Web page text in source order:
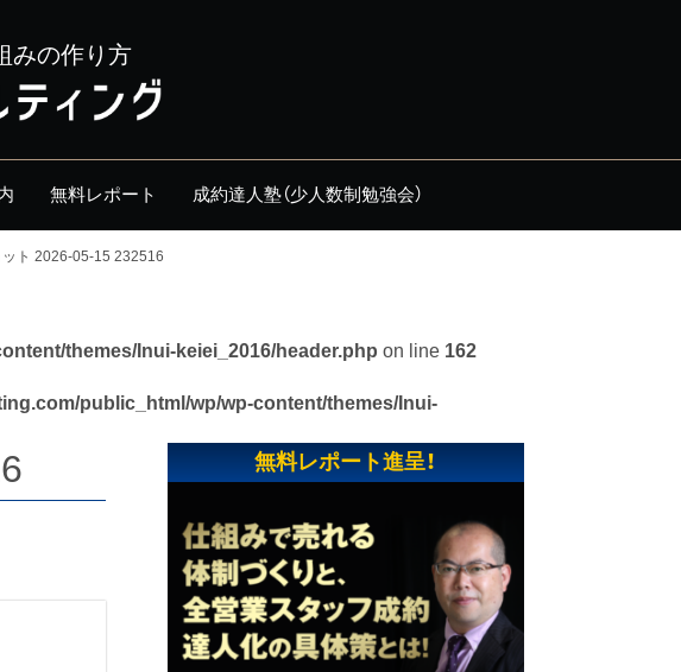
みの作り方
無料レポート 成約達人塾（少人数制勉強会）
ト 2026-05-15 232516
themes/Inui-keiei_2016/header.php on line 162
public_html/wp/wp-content/themes/Inui-
無料レポート進呈！